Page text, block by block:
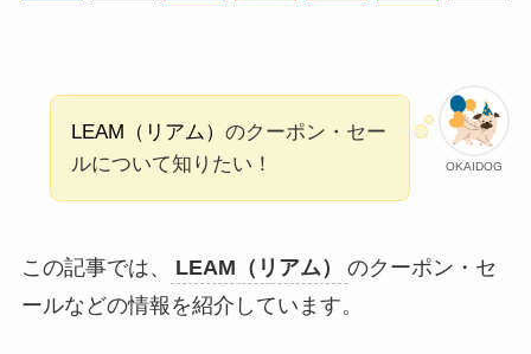
OKAIDOG
LEAM（リアム） のクーポン・セー
ルについて知りたい！
この記事では、 LEAM（リアム）
のクーポン・セ
ールなどの情報を紹介しています。